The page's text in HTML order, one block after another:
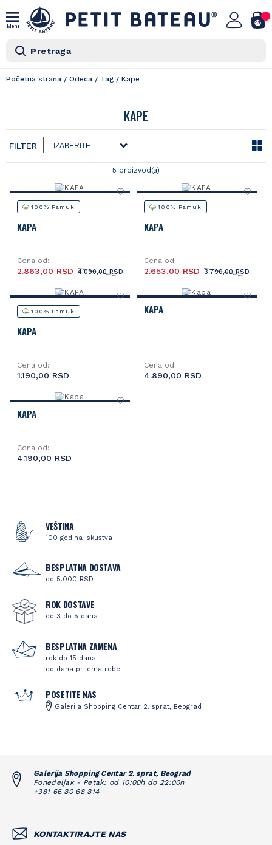
Meni
Pretraga
Početna strana / Odeca / Tag / Kape
KAPE
FILTER
5 proizvod(a)
100% Pamuk
KAPA
Cena od:
4.090,00 RSD
2.863,00 RSD
100% Pamuk
KAPA
Cena od:
3.790,00 RSD
2.653,00 RSD
100% Pamuk
KAPA
Cena od:
1.190,00 RSD
KAPA
Cena od:
4.890,00 RSD
KAPA
Cena od:
4.190,00 RSD
VEŠTINA
100 godina iskustva
BESPLATNA DOSTAVA
od 5.000 RSD
ROK DOSTAVE
od 3 do 5 dana
BESPLATNA ZAMENA
rok do 15 dana
od dana prijema robe
POSETITE NAS
Galerija Shopping Centar 2. sprat, Beograd
Galerija Shopping Centar 2. sprat, Beograd
Ponedeljak - Petak: od 10:00h do 22:00h
+381 66 80 68 814
KONTAKTIRAJTE NAS